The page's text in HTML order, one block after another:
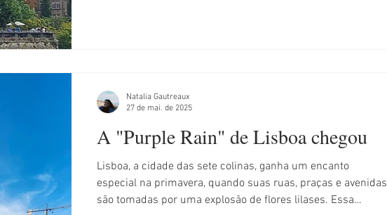
A "Purple Rain" de Lisboa chegou
Lisboa, a cidade das sete colinas, ganha um encanto
especial na primavera, quando suas ruas, praças e avenidas
são tomadas por uma explosão de flores lilases. Essa
Natalia Gautreaux
27 de mai. de 2025